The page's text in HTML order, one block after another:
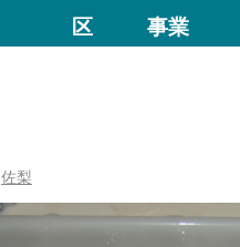
区
事業
佐梨